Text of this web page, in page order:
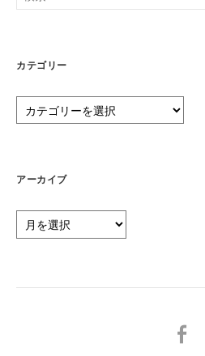
索:
カテゴリー
テ
ー
アーカイブ
ー